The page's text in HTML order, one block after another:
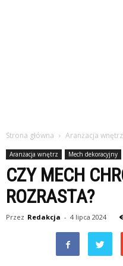
Strona główna Aranżacja wnętrz
Aranżacja wnętrz Mech dekoracyjny
CZY MECH
ROZRASTA?
Przez Redakcja - 4 lipca 2024